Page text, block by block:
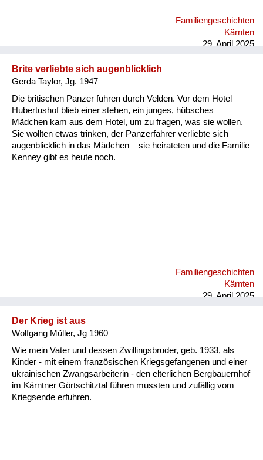
Familiengeschichten
Kärnten
29. April 2025
Brite verliebte sich augenblicklich
Gerda Taylor, Jg. 1947
Die britischen Panzer fuhren durch Velden. Vor dem Hotel
Hubertushof blieb einer stehen, ein junges, hübsches
Mädchen kam aus dem Hotel, um zu fragen, was sie wollen.
Sie wollten etwas trinken, der Panzerfahrer verliebte sich
augenblicklich in das Mädchen – sie heirateten und die Familie
Kenney gibt es heute noch.
Familiengeschichten
Kärnten
29. April 2025
Der Krieg ist aus
Wolfgang Müller, Jg 1960
Wie mein Vater und dessen Zwillingsbruder, geb. 1933, als
Kinder - mit einem französischen Kriegsgefangenen und einer
ukrainischen Zwangsarbeiterin - den elterlichen Bergbauernhof
im Kärntner Görtschitztal führen mussten und zufällig vom
Kriegsende erfuhren.